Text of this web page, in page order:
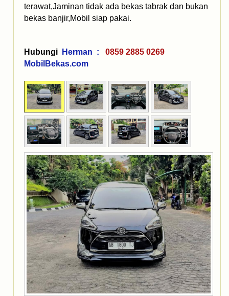
terawat,Jaminan tidak ada bekas tabrak dan bukan
bekas banjir,Mobil siap pakai.
Hubungi Herman :
0859 2885 0269
MobilBekas.com